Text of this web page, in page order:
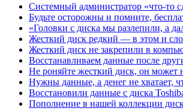
Системный администратор «что-то
Будьте осторожны и помните,
«Головки с диска мы разлепили, а
Жесткий диск редкий — в этом и
Жесткий диск не закрепили в
Восстанавливаем данные после
Не роняйте жесткий диск, он может
Нужны данные, а денег не хватает,
Восстановили данные с диска
Пополнение в нашей коллекции